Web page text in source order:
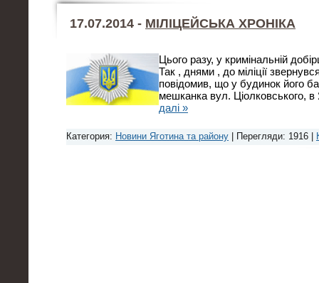
17.07.2014 - МІЛІЦЕЙСЬКА ХРОНІКА
Цього разу, у кримінальній
Так , днями , до міліції
повідомив, що у будинок його
мешканка вул. Ціолковського, в
далі »
Категория: Новини Яготина та району | Перегляди: 1916 |